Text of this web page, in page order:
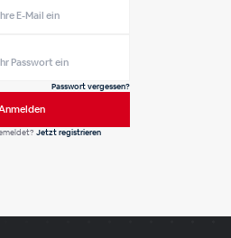
Passwort vergessen?
Jetzt registrieren